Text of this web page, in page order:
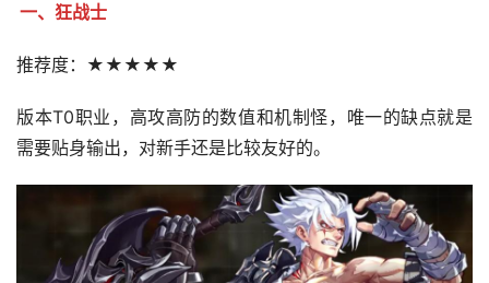
一、狂战士
推荐度：★★★★★
版本T0职业，高攻高防的数值和机制怪，唯一的缺点就是
需要贴身输出，对新手还是比较友好的。